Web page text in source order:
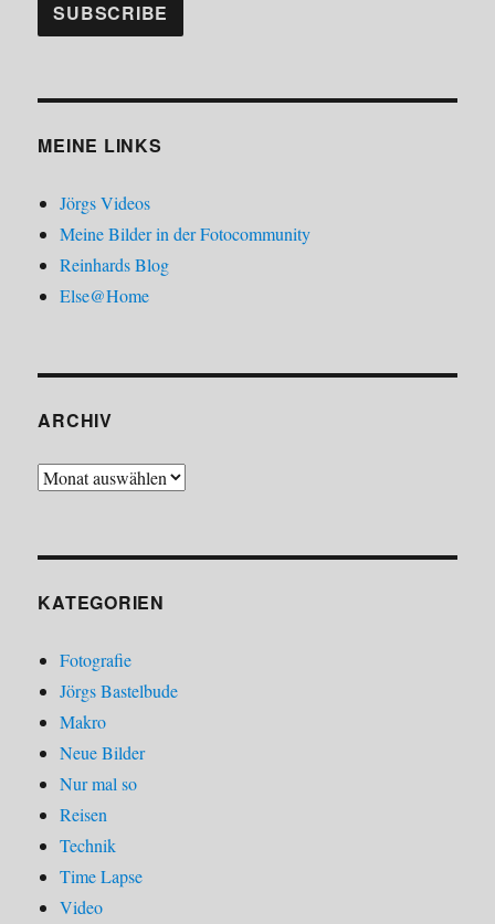
MEINE LINKS
Jörgs Videos
Meine Bilder in der Fotocommunity
Reinhards Blog
Else@Home
ARCHIV
Archiv
KATEGORIEN
Fotografie
Jörgs Bastelbude
Makro
Neue Bilder
Nur mal so
Reisen
Technik
Time Lapse
Video